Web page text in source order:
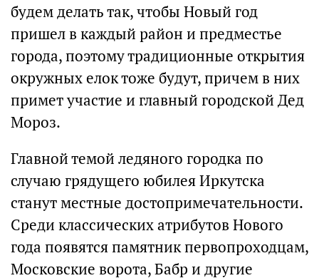
будем делать так, чтобы Новый год
пришел в каждый район и предместье
города, поэтому традиционные открытия
окружных елок тоже будут, причем в них
примет участие и главный городской Дед
Мороз.
Главной темой ледяного городка по
случаю грядущего юбилея Иркутска
станут местные достопримечательности.
Среди классических атрибутов Нового
года появятся памятник первопроходцам,
Московские ворота, Бабр и другие